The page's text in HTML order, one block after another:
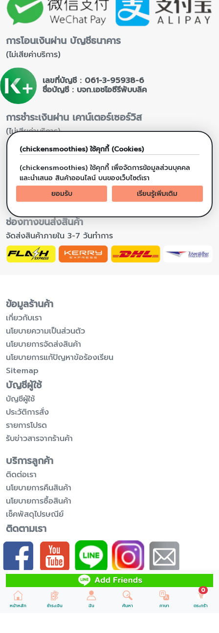
หน้าหลัก ชำระเงิน ฉัน ค้นหา ภาษา
0
ตระกร้า
การโอนเงินผ่าน บัญชีธนาคาร
(ไม่เสียค่าบริการ)
เลขที่บัญชี : 061-3-95938-6
ชื่อบัญชี : บจก.เอชไอซีรีพับบลิค
การชำระเงินผ่าน เคาน์เตอร์เซอร์วิส
(ไม่เสียค่าบริการ)
ช่องทางขนส่งสินค้า
จัดส่งสินค้าภายใน 3-7 วันทำการ
ข้อมูลร้านค้า
เกี่ยวกับเรา
นโยบายความเป็นส่วนตัว
นโยบายการจัดส่งสินค้า
นโยบายการแก้ปัญหาข้อร้องเรียน
Sitemap
บัญชีผู้ใช้
บัญชีผู้ใช้
ประวัติการสั่ง
รายการโปรด
รับข่าวสารจากร้านค้า
บริการลูกค้า
ติดต่อเรา
นโยบายการคืนสินค้า
นโยบายการซื้อสินค้า
เช็คพัสดุไปรษณีย์
ติดตามเรา
รับข้อมูลข่าวสารเพิ่มเติม
(chickensmoothies) ใช้คุกกี้ (Cookies)
(chickensmoothies) ใช้คุกกี้ เพื่อจัดการข้อมูลส่วนบุคคล
และนำเสนอ สินค้าออนไลน์ บนของเว็บไซต์เรา
ยอมรับ
เรียนรู้เพิ่มเติม